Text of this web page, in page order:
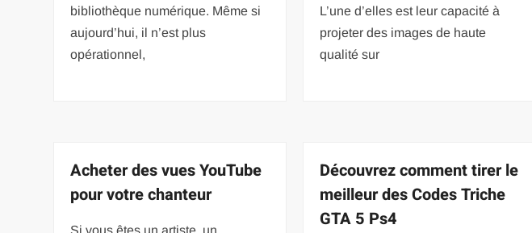
bibliothèque numérique. Même si
aujourd’hui, il n’est plus
opérationnel,
L’une d’elles est leur capacité à
projeter des images de haute
qualité sur
Acheter des vues YouTube
pour votre chanteur
Si vous êtes un artiste, un
Découvrez comment tirer le
meilleur des Codes Triche
GTA 5 Ps4